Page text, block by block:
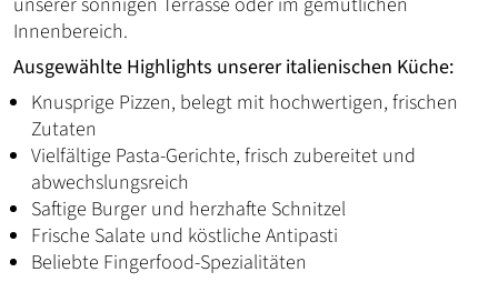
Innenbereich.
Ausgewählte Highlights unserer italienischen Küche:
Knusprige Pizzen, belegt mit hochwertigen, frischen
Zutaten
Vielfältige Pasta-Gerichte, frisch zubereitet und
abwechslungsreich
Saftige Burger und herzhafte Schnitzel
Frische Salate und köstliche Antipasti
Beliebte Fingerfood-Spezialitäten